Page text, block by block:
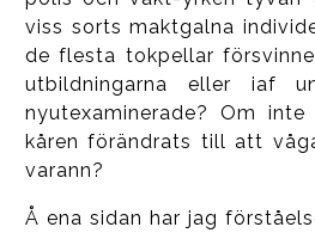
viss sorts maktgalna
de flesta tokpellar
utbildningarna eller iaf
nyutexaminerade? Om
kåren förändrats till att
varann?
Å ena sidan har jag